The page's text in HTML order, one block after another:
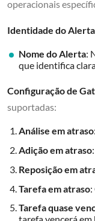
operacionais
Identidade do
Nome do Alerta:
que identifica
Configuração de
suportadas:
Análise em atraso
Adição em atraso
Reposição em
Tarefa em atraso
Tarefa quase